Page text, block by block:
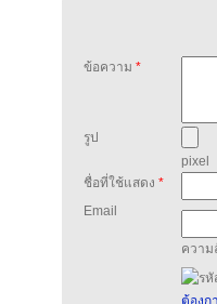
ข้อความ *
รูป
pixel
ชื่อที่ใช้แสดง *
Email
ความ